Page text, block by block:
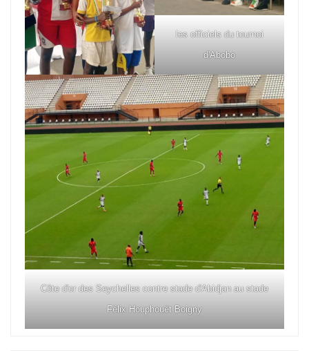
les officiels du tournoi
d'Abobo
Côte d'or des Seychelles contre stade d'Abidjan au stade
Félix Houphouët Boigny